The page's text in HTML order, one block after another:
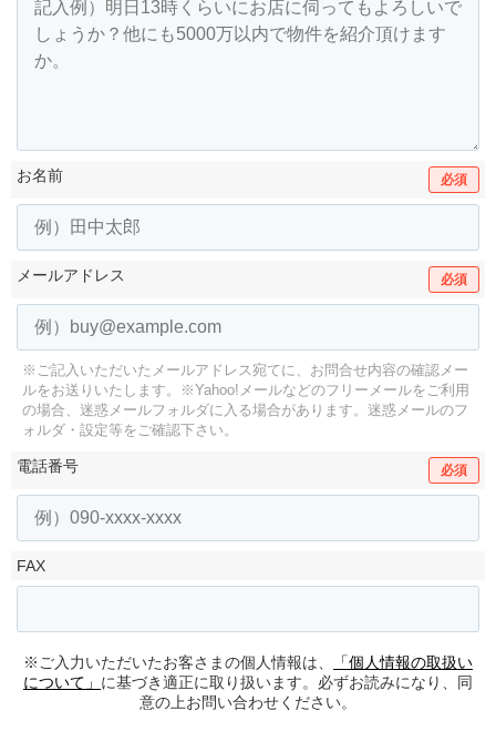
お名前 必須
メールアドレス 必須
※ご記入いただいたメールアドレス宛てに、お問合せ内容の確認メー
ルをお送りいたします。
※Yahoo!メールなどのフリーメールをご利用
の場合、迷惑メールフォルダに入る場合があります。 迷惑メールのフ
ォルダ・設定等をご確認下さい。
電話番号 必須
FAX
※ご入力いただいたお客さまの個人情報は、
「個人情報の取扱い
について」 に基づき適正に取り扱います。必ずお読みになり、同
意の上お問い合わせください。